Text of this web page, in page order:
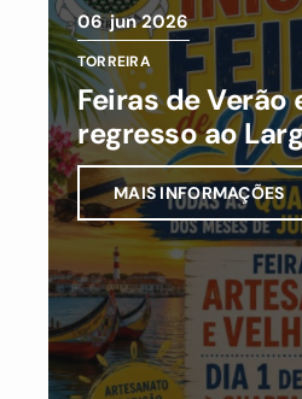
06 jun 2026
TORREIRA
Feiras de Verão
regresso ao
MAIS INFORMAÇÕES